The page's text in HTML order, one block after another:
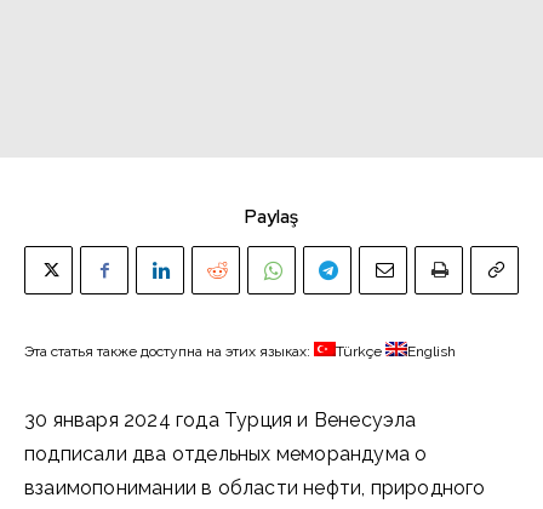
Paylaş
Эта статья также доступна на этих языках: Türkçe English
30 января 2024 года Турция и Венесуэла
подписали два отдельных меморандума о
взаимопонимании в области нефти, природного